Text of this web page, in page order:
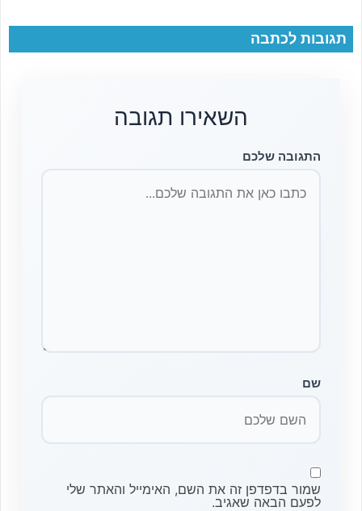
תגובות לכתבה
השאירו תגובה
התגובה שלכם
שם
שמור בדפדפן זה את השם, האימייל והאתר שלי
לפעם הבאה שאגיב.